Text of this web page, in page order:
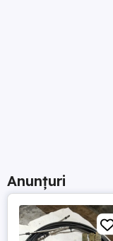
Anunțuri